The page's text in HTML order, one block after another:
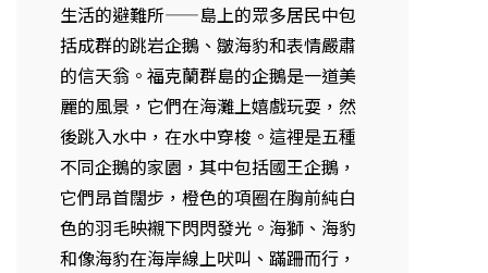
生活的避難所——島上的眾多居民中包
括成群的跳岩企鵝、皺海豹和表情嚴肅
的信天翁。福克蘭群島的企鵝是一道美
麗的風景，它們在海灘上嬉戲玩耍，然
後跳入水中，在水中穿梭。這裡是五種
不同企鵝的家園，其中包括國王企鵝，
它們昂首闊步，橙色的項圈在胸前純白
色的羽毛映襯下閃閃發光。海獅、海豹
和像海豹在海岸線上吠叫、蹣跚而行，